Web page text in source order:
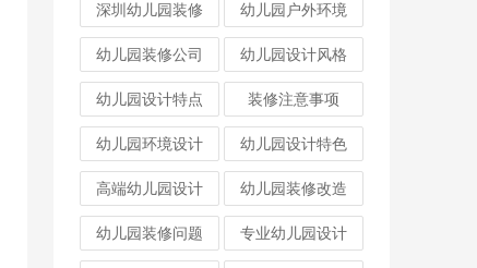
深圳幼儿园装修 幼儿园户外环境
幼儿园装修公司 幼儿园设计风格
幼儿园设计特点 装修注意事项
幼儿园环境设计 幼儿园设计特色
高端幼儿园设计 幼儿园装修改造
幼儿园装修问题 专业幼儿园设计